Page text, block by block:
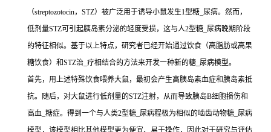
（streptozotocin，STZ）被广泛用于诱导小鼠发生1型糖_尿病。然而，
低剂量STZ可引起胰岛素分泌的轻度受损，这与人2型糖_尿病晚期阶段
的特征相似。基于以上特点，研究者已经开始通过饮食（高脂肪或高果
糖饮食）和STZ治_疗相结合的方法来开发一种新的糖_尿病模型。
首先，用上述特殊饮食喂养大鼠，最初会产生高胰岛素血症和胰岛素抵
抗。随后，对大鼠进行低剂量的STZ注射，从而导致胰岛B细胞损伤和
高血_糖症。得到一个与人类2型糖_尿病程极为相似的啮齿动物糖_尿病
模型，该模型相比其他模型更为便宜、易于操作，因此对于研究与评估